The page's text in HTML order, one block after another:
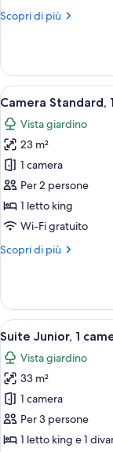
king,
Scopri di più
Altri
Deluxe,
letto
king,
piscina
privata
Apri
tutte
le
foto
per
Camera
Standard,
1
king
5
Camera Standard,
Vista giardino
23 m²
1 camera
Per 2 persone
1 letto king
Wi-Fi gratuito
Scopri di più
Altri
Standard,
letto
king
Apri
tutte
le
foto
per
Suite
Junior,
7
Suite Junior, 1
Vista giardino
33 m²
1 camera
Per 3 persone
1 letto king e 1